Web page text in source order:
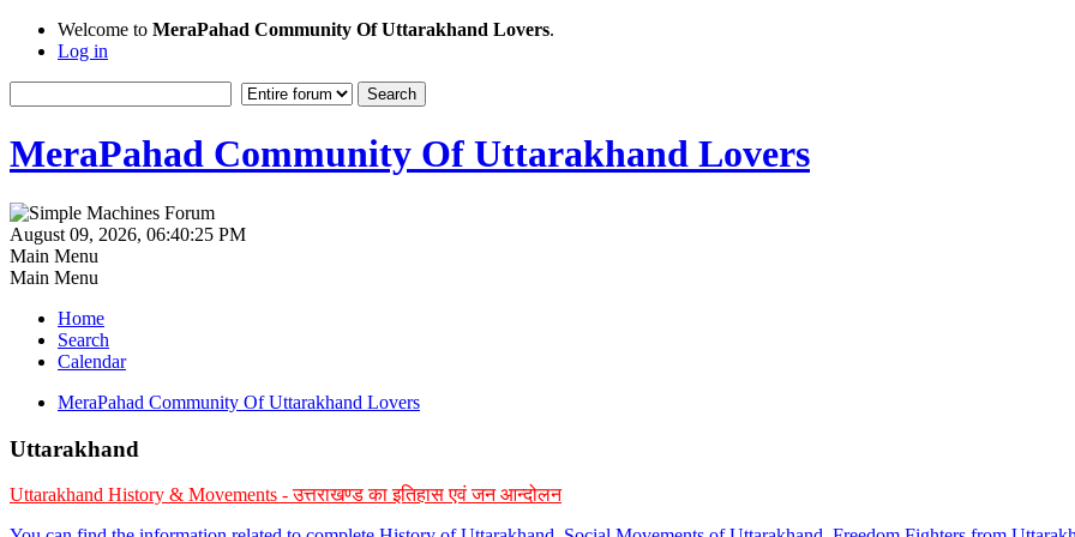
Welcome to MeraPahad Community Of Uttarakhand Lovers.
Log in
MeraPahad Community Of Uttarakhand Lovers
August 09, 2026, 06:40:25 PM
Main Menu
Main Menu
Home
Search
Calendar
MeraPahad Community Of Uttarakhand Lovers
Uttarakhand
Uttarakhand History & Movements - उत्तराखण्ड का इतिहास एवं जन आन्दोलन